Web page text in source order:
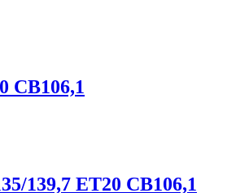
CB106,1
139,7 ET20 CB106,1